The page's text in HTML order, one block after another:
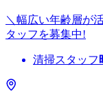
＼幅広い年齢層が
タッフを募集中!
清掃スタッフ